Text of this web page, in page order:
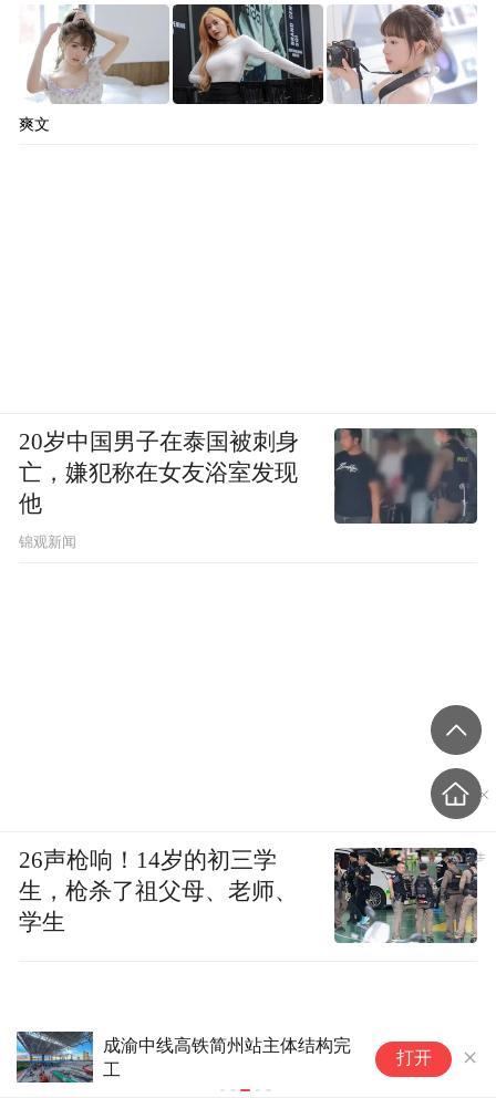
成渝中线高铁简州站主体结构完
工
“
打开
爽文
20岁中国男子在泰国被刺身
亡，嫌犯称在女友浴室发现
他
锦观新闻
26声枪响！14岁的初三学
生，枪杀了祖父母、老师、
学生